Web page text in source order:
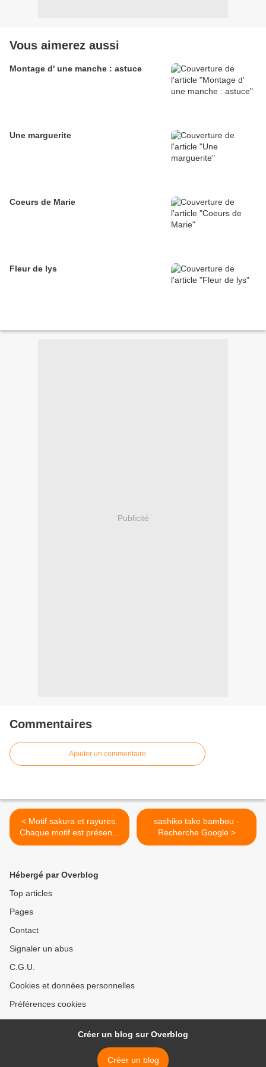
Vous aimerez aussi
Montage d' une manche : astuce
Une marguerite
Coeurs de Marie
Fleur de lys
Publicité
Commentaires
Ajouter un commentaire
< Motif sakura et rayures.
Chaque motif est présenté
à la bonne échelle pour
carbone.
sashiko take bambou -
Recherche Google >
Hébergé par Overblog
Top articles
Pages
Contact
Signaler un abus
C.G.U.
Cookies et données personnelles
Préférences cookies
Créer un blog sur Overblog
Créer un blog